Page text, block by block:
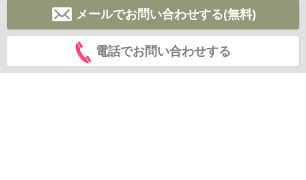
メールでお問い合わせする(無料)
電話でお問い合わせする